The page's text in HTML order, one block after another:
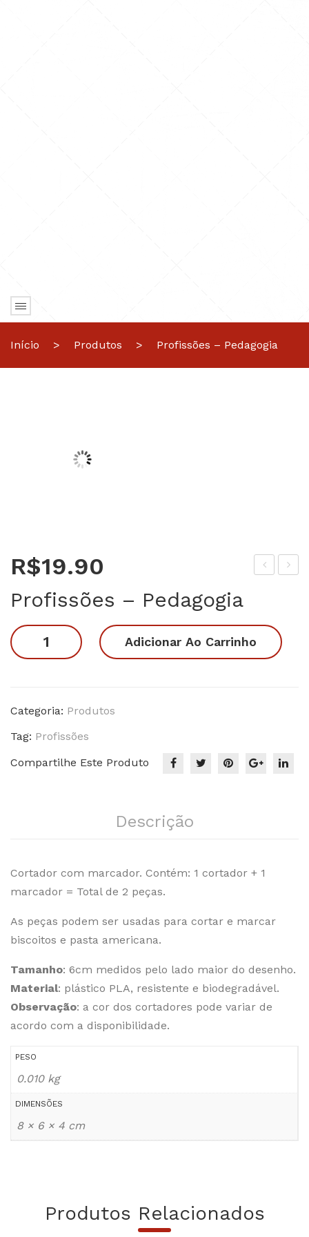
Início > Produtos > Profissões – Pedagogia
es
Eng
R$19.90
Profissões – Pedagogia
Profissões
-
Adicionar Ao Carrinho
Categoria: Produtos
Tag: Profissões
Compartilhe Este Produto
Descrição
Cortador com marcador. Contém: 1 cortador + 1
marcador = Total de 2 peças.
As peças podem ser usadas para cortar e marcar
biscoitos e pasta americana.
Tamanho: 6cm medidos pelo lado maior do desenho.
Material: plástico PLA, resistente e biodegradável.
Observação: a cor dos cortadores pode variar de
acordo com a disponibilidade.
PESO
0.010 kg
DIMENSÕES
8 × 6 × 4 cm
Produtos Relacionados